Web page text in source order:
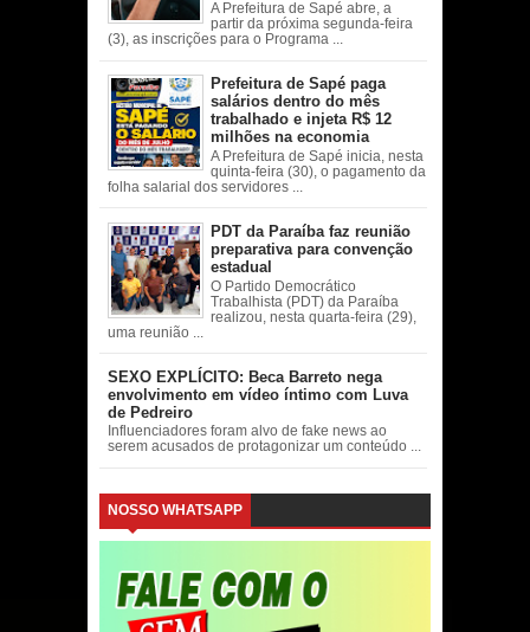
A Prefeitura de Sapé abre, a
partir da próxima segunda-feira
(3), as inscrições para o Programa ...
Prefeitura de Sapé paga
salários dentro do mês
trabalhado e injeta R$ 12
milhões na economia
A Prefeitura de Sapé inicia, nesta
quinta-feira (30), o pagamento da
folha salarial dos servidores ...
PDT da Paraíba faz reunião
preparativa para convenção
estadual
O Partido Democrático
Trabalhista (PDT) da Paraíba
realizou, nesta quarta-feira (29),
uma reunião ...
SEXO EXPLÍCITO: Beca Barreto nega
envolvimento em vídeo íntimo com Luva
de Pedreiro
Influenciadores foram alvo de fake news ao
serem acusados de protagonizar um conteúdo ...
NOSSO WHATSAPP